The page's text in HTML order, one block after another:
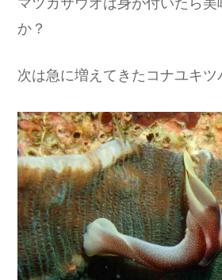
か？
次は急に増えてきたコナユキツ